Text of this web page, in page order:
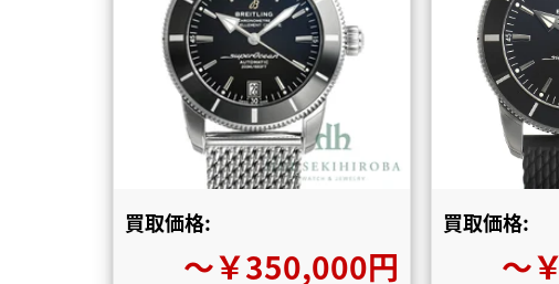
買取価格:
〜￥350,000円
買取価格:
〜